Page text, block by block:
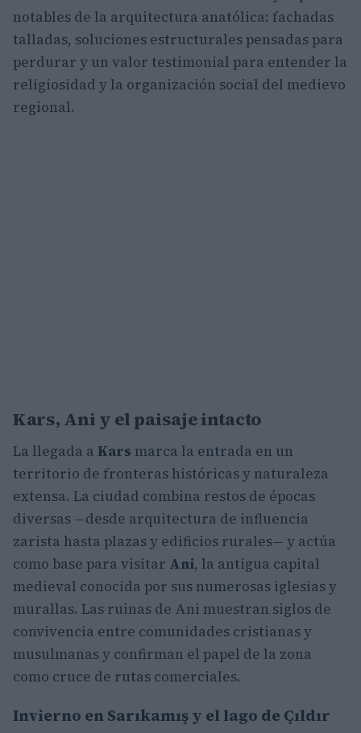
notables de la arquitectura anatólica: fachadas
talladas, soluciones estructurales pensadas para
perdurar y un valor testimonial para entender la
religiosidad y la organización social del medievo
regional.
Kars, Ani y el paisaje intacto
La llegada a Kars marca la entrada en un
territorio de fronteras históricas y naturaleza
extensa. La ciudad combina restos de épocas
diversas —desde arquitectura de influencia
zarista hasta plazas y edificios rurales— y actúa
como base para visitar Ani, la antigua capital
medieval conocida por sus numerosas iglesias y
murallas. Las ruinas de Ani muestran siglos de
convivencia entre comunidades cristianas y
musulmanas y confirman el papel de la zona
como cruce de rutas comerciales.
Invierno en Sarıkamış y el lago de Çıldır